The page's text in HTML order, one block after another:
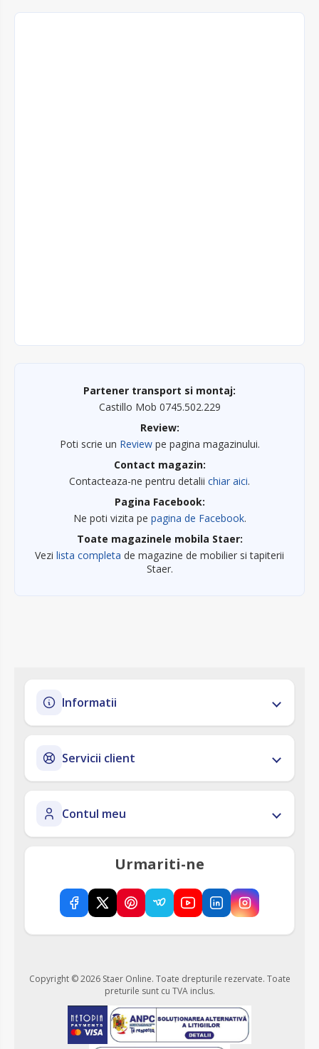
Partener transport si montaj:
Castillo Mob 0745.502.229
Review:
Poti scrie un Reviewpe pagina magazinului.
Contact magazin:
Contacteaza-ne pentru detalii chiar aici.
Pagina Facebook:
Ne poti vizita pe pagina de Facebook.
Toate magazinele mobila Staer:
Vezi lista completa de magazine de mobilier si tapiterii
Staer.
Informatii
Servicii client
Contul meu
Urmariti-ne
Copyright © 2026 Staer Online. Toate drepturile rezervate. Toate
preturile sunt cu TVA inclus.